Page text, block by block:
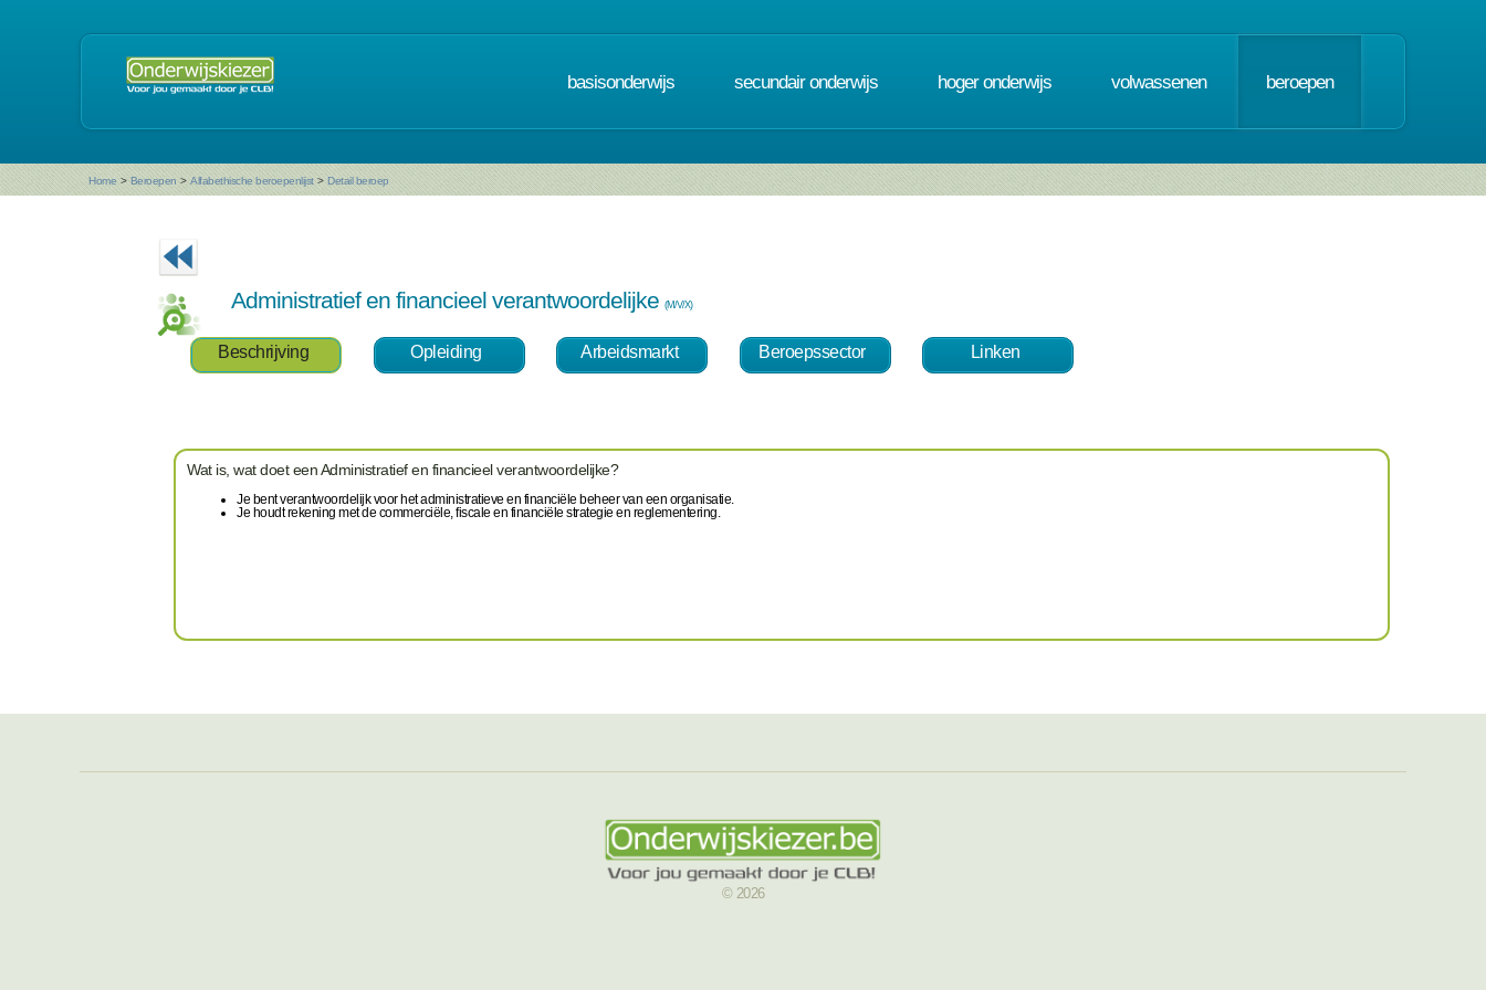
basisonderwijs secundair onderwijs hoger onderwijs volwassenen beroepen
Home > Beroepen > Alfabethische beroepenlijst > Detail beroep
Administratief en financieel verantwoordelijke (M/V/X)
Beschrijving Opleiding Arbeidsmarkt Beroepssector Linken
Wat is, wat doet een Administratief en financieel verantwoordelijke?
Je bent verantwoordelijk voor het administratieve en financiële beheer van een organisatie.
Je houdt rekening met de commerciële, fiscale en financiële strategie en reglementering.
© 2026